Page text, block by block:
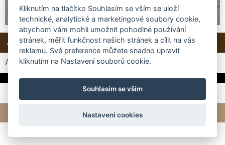
← Předchozí Další → Zpět do složky
Automatické procházení: 3|4|5| 6|7(čas ve vteřinách)
© 2026 eStránky.cz | Tvorba webových stránek
Kliknutím na tlačítko Souhlasím se vším se uloží
technické, analytické a marketingové soubory cookie,
abychom vám mohli umožnit pohodlné používání
stránek, měřit funkčnost našich stránek a cílit na vás
reklamu. Své preference můžete snadno upravit
kliknutím na Nastavení souborů cookie.
Souhlasím se vším
Nastavení cookies